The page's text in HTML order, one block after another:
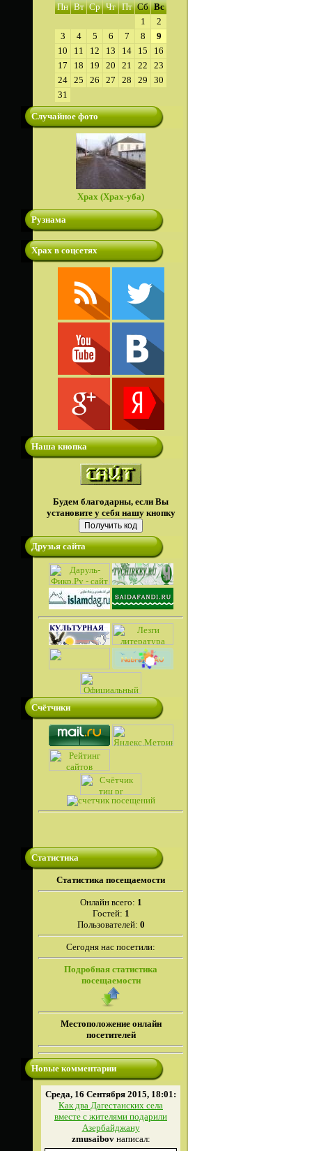
Пн Вт Ср Чт Пт Сб Вс
1
2
3
4 5 6 7 8
9
10
11 12 13 14 15
16
17
18 19 20 21 22
23
24 25 26 27 28 29
30
31
Случайное фото
Храх (Храх-уба)
Рузнама
Храх в соцсетях
Наша кнопка
Будем благодарны, если Вы
установите у себя нашу кнопку
Друзья сайта
Счётчики
Статистика
Cтатистика посещаемости
Онлайн всего: 1
Гостей: 1
Пользователей: 0
Сегодня нас посетили:
Подробная статистика
посещаемости
Местоположение онлайн
посетителей
Новые комментарии
Среда, 16 Сентября 2015, 18:01:
Как два Дагестанских села
вместе с жителями подарили
Азербайджану
zmusaibovнаписал: